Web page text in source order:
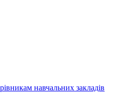
навчальних закладів